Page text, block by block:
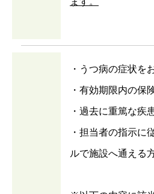
・うつ病の症状を
・有効期限内の保
・過去に重篤な疾
・担当者の指示に
ルで施設へ通える